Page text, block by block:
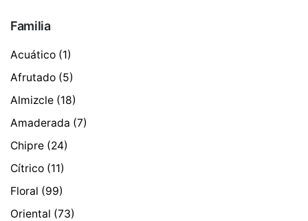
Familia
Acuático (1)
Afrutado (5)
Almizcle (18)
Amaderada (7)
Chipre (24)
Cítrico (11)
Floral (99)
Oriental (73)